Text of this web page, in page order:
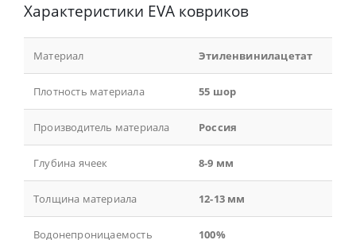
Характеристики EVA ковриков
Материал Этиленвинилацетат
Плотность материала 55 шор
Производитель материала Россия
Глубина ячеек 8-9 мм
Толщина материала 12-13 мм
Водонепроницаемость 100%